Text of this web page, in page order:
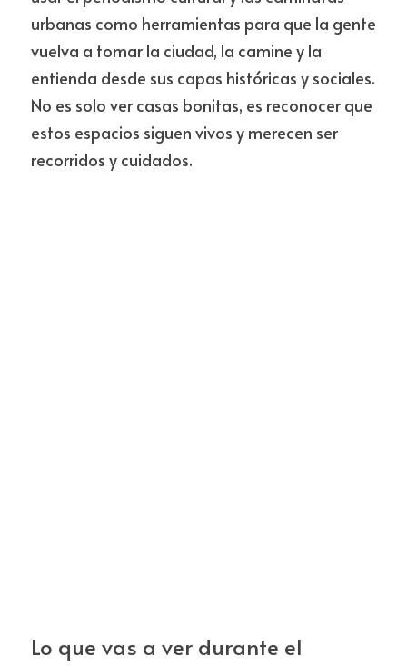
urbanas como herramientas para que la gente
vuelva a tomar la ciudad, la camine y la
entienda desde sus capas históricas y sociales.
No es solo ver casas bonitas, es reconocer que
estos espacios siguen vivos y merecen ser
recorridos y cuidados.
Lo que vas a ver durante el